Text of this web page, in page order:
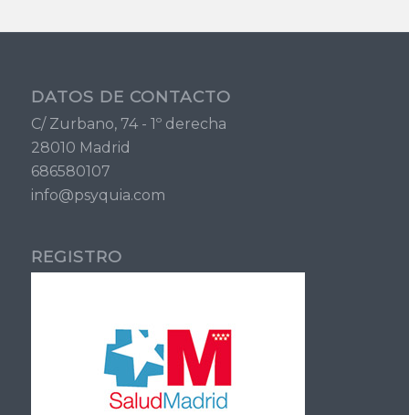
DATOS DE CONTACTO
C/ Zurbano, 74 - 1º derecha
28010 Madrid
686580107
info@psyquia.com
REGISTRO